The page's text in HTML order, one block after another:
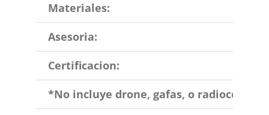
Materiales:
Asesoria:
Certificacion:
*No incluye drone, gafas, o radiocontrol